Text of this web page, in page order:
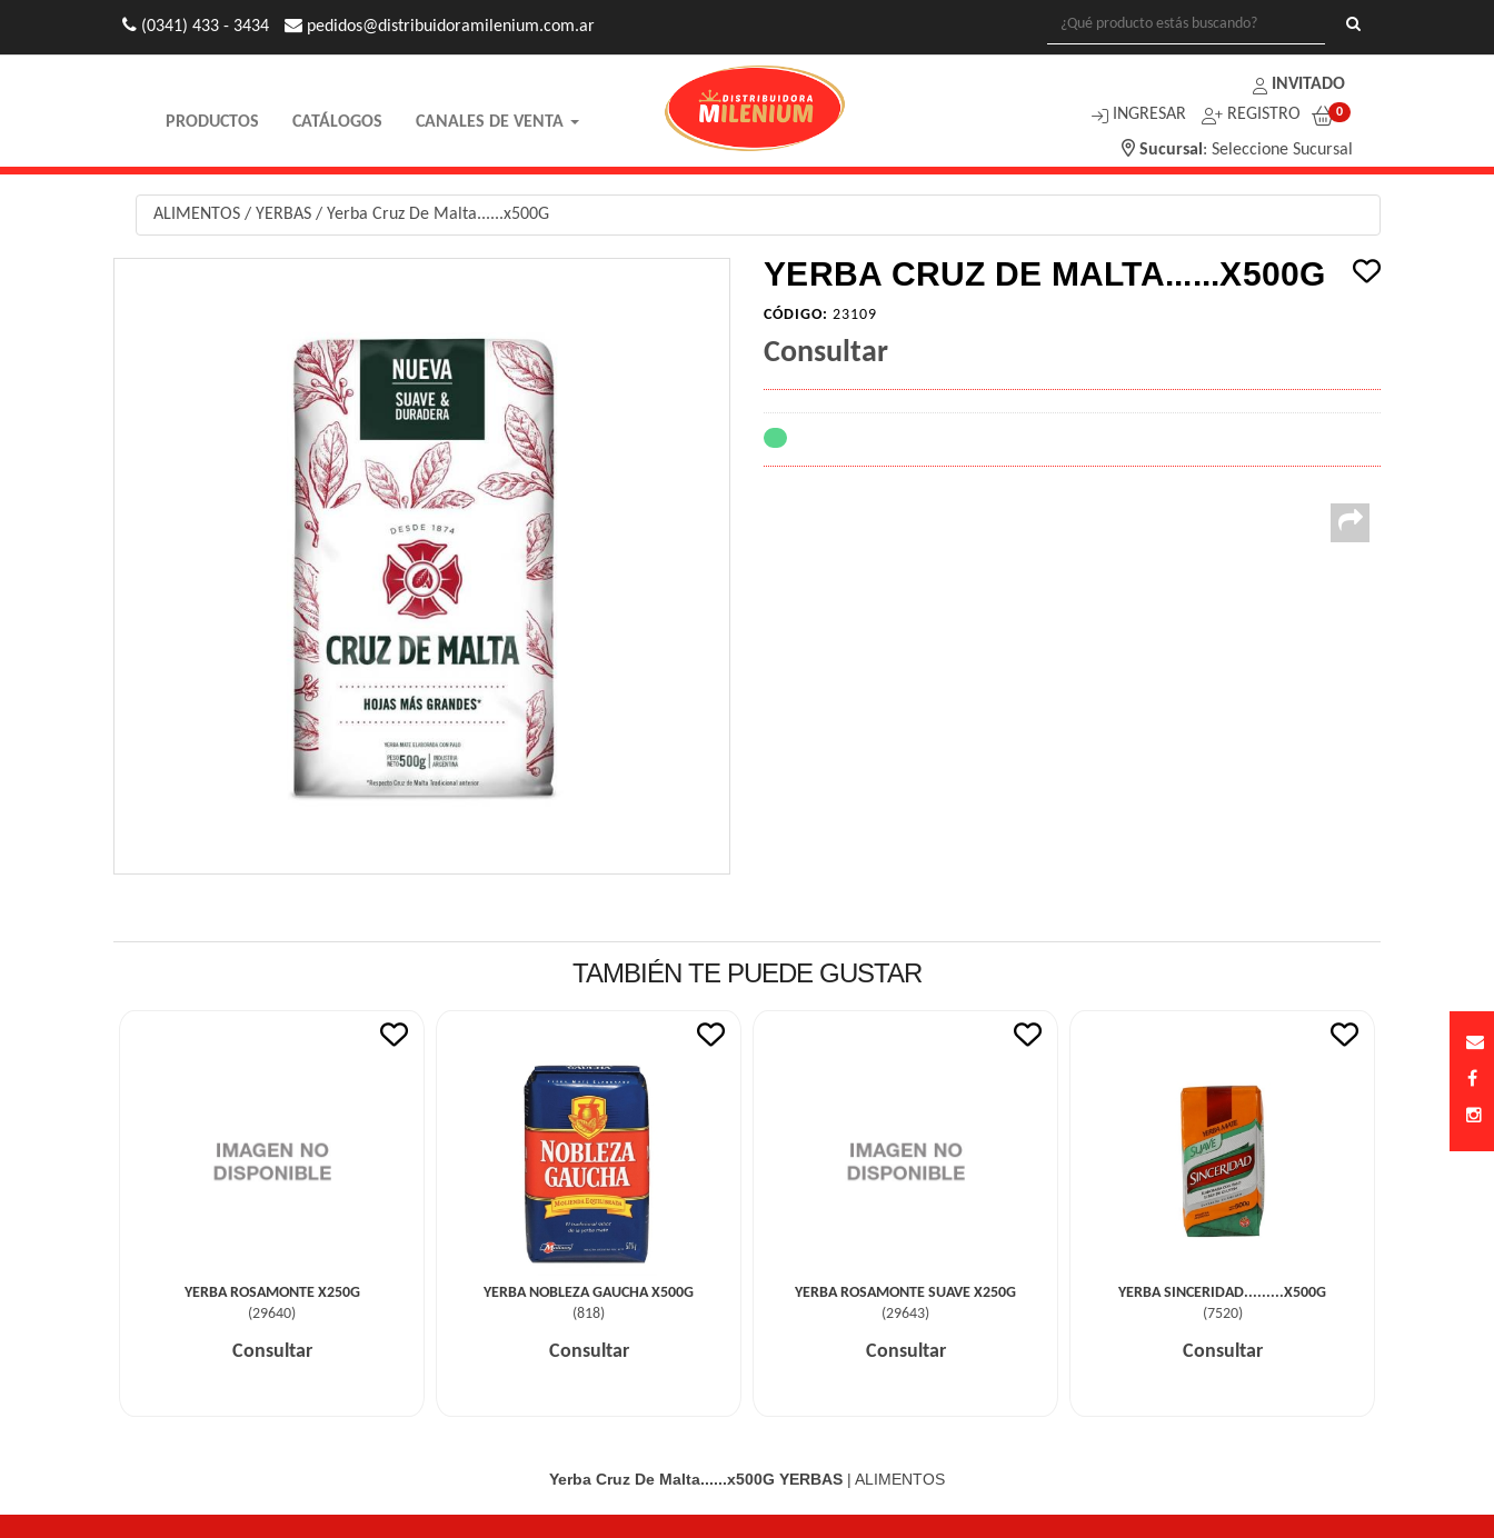
(0341) 433 - 3434 pedidos@distribuidoramilenium.com.ar
INVITADO
INGRESAR
REGISTRO
Sucursal :Seleccione Sucursal
0
PRODUCTOS CATÁLOGOS CANALES DE VENTA
ALIMENTOS / YERBAS / Yerba Cruz De Malta......x500G
YERBA CRUZ DE MALTA......X500G
CÓDIGO: 23109
Consultar
TAMBIÉN TE PUEDE GUSTAR
YERBA ROSAMONTE X250G
(29640)
Consultar
YERBA NOBLEZA GAUCHA X500G
(818)
Consultar
YERBA ROSAMONTE SUAVE X250G
(29643)
Consultar
YERBA SINCERIDAD.........X500G
(7520)
Consultar
Yerba Cruz De Malta......x500G YERBAS | ALIMENTOS